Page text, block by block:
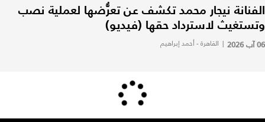
الفنانة نيجار محمد تكشف عن تعرُّضها لعملية نصب
وتستغيث لاسترداد حقها (فيديو)
06 آب 2026 | القاهرة - أحمد إبراهيم